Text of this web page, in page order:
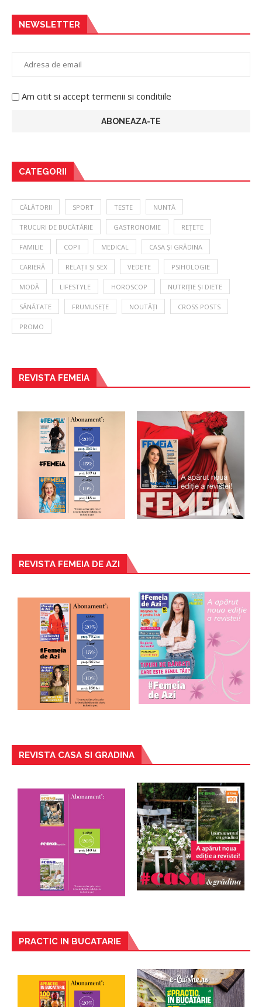
NEWSLETTER
Am citit si accept termenii si conditiile
CATEGORII
CĂLĂTORII SPORT TESTE NUNTĂ
TRUCURI DE BUCĂTĂRIE GASTRONOMIE REȚETE
FAMILIE COPII MEDICAL CASA ȘI GRĂDINA
CARIERĂ RELAȚII ȘI SEX VEDETE PSIHOLOGIE
MODĂ LIFESTYLE HOROSCOP NUTRIȚIE ȘI DIETE
SĂNĂTATE FRUMUSEȚE NOUTĂȚI CROSS POSTS
PROMO
REVISTA FEMEIA
REVISTA FEMEIA DE AZI
REVISTA CASA SI GRADINA
PRACTIC IN BUCATARIE